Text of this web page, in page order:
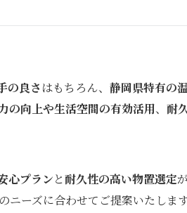
の良さ はもちろん、 静岡県特有の
の向上や生活空間の有効活用、 耐
心プランと耐久性の高い物置選定
ニーズに合わせてご提案いたします